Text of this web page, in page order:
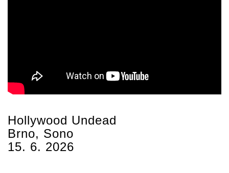
Hollywood Undead
Brno, Sono
15. 6. 2026